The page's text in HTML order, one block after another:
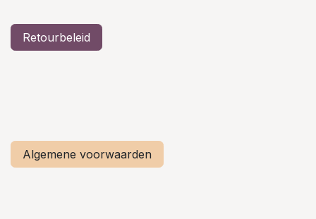
Retourbeleid
Algemene voorwaarden